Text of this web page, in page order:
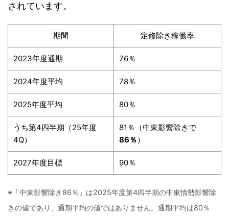
されています。
期間 定修除き稼働率
2023年度通期 76％
2024年度平均 78％
2025年度平均 80％
うち第4四半期（25年度
4Q）
81％（中東影響除きで
86％）
2027年度目標 90％
※「中東影響除き86％」は2025年度第4四半期の中東情勢影響除
きの値であり、通期平均の値ではありません。通期平均は80％